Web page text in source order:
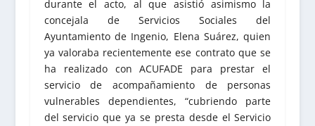
durante el acto, al que asistió asimismo la
concejala de Servicios Sociales del
Ayuntamiento de Ingenio, Elena Suárez, quien
ya valoraba recientemente ese contrato que se
ha realizado con ACUFADE para prestar el
servicio de acompañamiento de personas
vulnerables dependientes, “cubriendo parte
del servicio que ya se presta desde el Servicio